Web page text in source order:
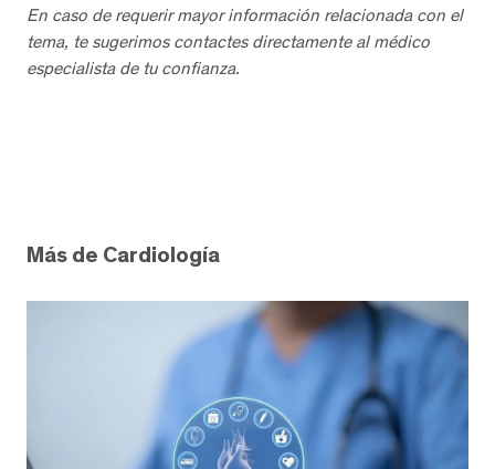
En caso de requerir mayor información relacionada con el
tema, te sugerimos contactes directamente al médico
especialista de tu confianza.
Más de Cardiología